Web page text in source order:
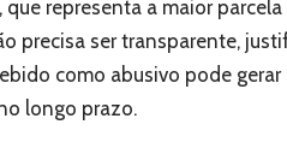
representa a maior
precisa ser transparente,
como abusivo pode
longo prazo.